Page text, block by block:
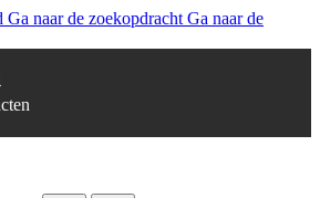
Ga naar de zoekopdracht Ga naar de